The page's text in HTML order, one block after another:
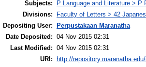
Subjects:
P Language and Literature > P
Divisions:
Faculty of Letters > 42
Depositing User:
Perpustakaan Maranatha
Date Deposited: 04 Nov 2015 02:31
Last Modified: 04 Nov 2015 02:31
URI:
http://